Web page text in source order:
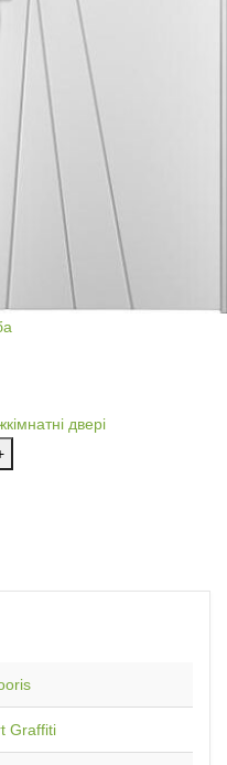
двері
Graffiti